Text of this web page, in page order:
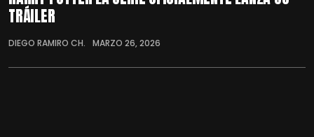
TRÁILER
DIEGO RAMIRO CH. MARZO 26, 2026